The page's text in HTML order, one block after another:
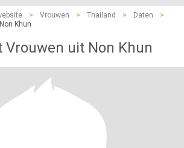
> Vrouwen > Thailand > Daten
>
Non Khun
Vrouwen uit Non Khun